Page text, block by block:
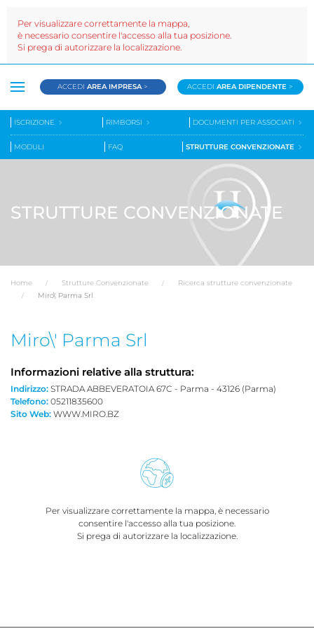
ACCEDIAREA IMPRESA > ACCEDIAREA DIPENDENTE >
ISCRIZIONE RIMBORSI DOCUMENTI PER ASSOCIATI
MODULI FAQ STRUTTURE CONVENZIONATE
STRUTTURE CONVENZIONATE
Home Strutture Convenzionate
Ricerca strutture convenzionate
Miro\' Parma Srl
Miro\' Parma Srl
Informazioni relative alla struttura:
Indirizzo: STRADA ABBEVERATOIA 67C - Parma - 43126 (Parma)
Telefono: 05211835600
Sito Web: WWW.MIRO.BZ
Per visualizzare correttamente la mappa, è necessario
consentire l'accesso alla tua posizione.
Si prega di autorizzare la localizzazione.
Per visualizzare correttamente la mappa,
è necessario consentire l'accesso alla tua posizione.
Si prega di autorizzare la localizzazione.